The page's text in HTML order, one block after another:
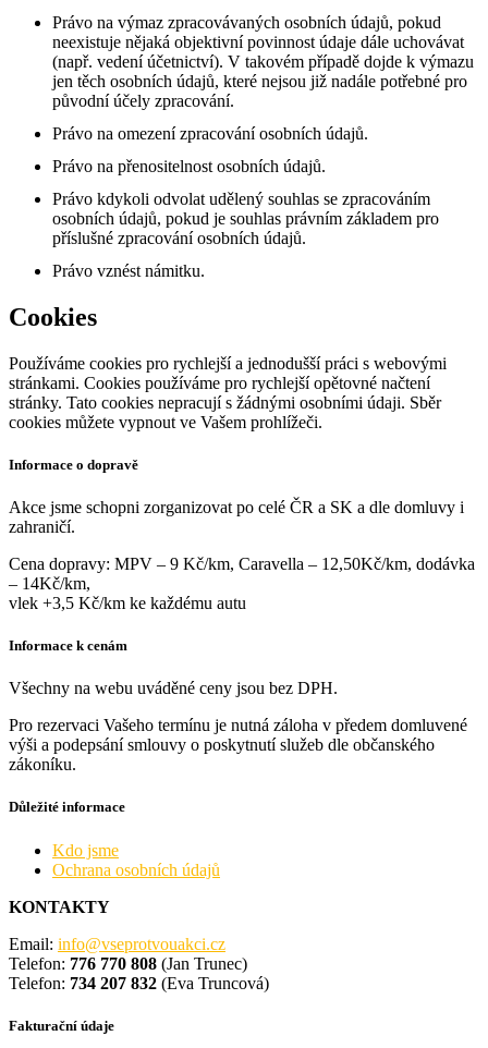
Právo na výmaz zpracovávaných osobních údajů, pokud
neexistuje nějaká objektivní povinnost údaje dále uchovávat
(např. vedení účetnictví). V takovém případě dojde k výmazu
jen těch osobních údajů, které nejsou již nadále potřebné pro
původní účely zpracování.
Právo na omezení zpracování osobních údajů.
Právo na přenositelnost osobních údajů.
Právo kdykoli odvolat udělený souhlas se zpracováním
osobních údajů, pokud je souhlas právním základem pro
příslušné zpracování osobních údajů.
Právo vznést námitku.
Cookies
Používáme cookies pro rychlejší a jednodušší práci s webovými
stránkami. Cookies používáme pro rychlejší opětovné načtení
stránky. Tato cookies nepracují s žádnými osobními údaji. Sběr
cookies můžete vypnout ve Vašem prohlížeči.
Informace o dopravě
Akce jsme schopni zorganizovat po celé ČR a SK a dle domluvy i
zahraničí.
Cena dopravy: MPV – 9 Kč/km, Caravella – 12,50Kč/km, dodávka
– 14Kč/km,
vlek +3,5 Kč/km ke každému autu
Informace k cenám
Všechny na webu uváděné ceny jsou bez DPH.
Pro rezervaci Vašeho termínu je nutná záloha v předem domluvené
výši a podepsání smlouvy o poskytnutí služeb dle občanského
zákoníku.
Důležité informace
Kdo jsme
Ochrana osobních údajů
KONTAKTY
Email: info@vseprotvouakci.cz
Telefon: 776 770 808 (Jan Trunec)
Telefon: 734 207 832 (Eva Truncová)
Fakturační údaje